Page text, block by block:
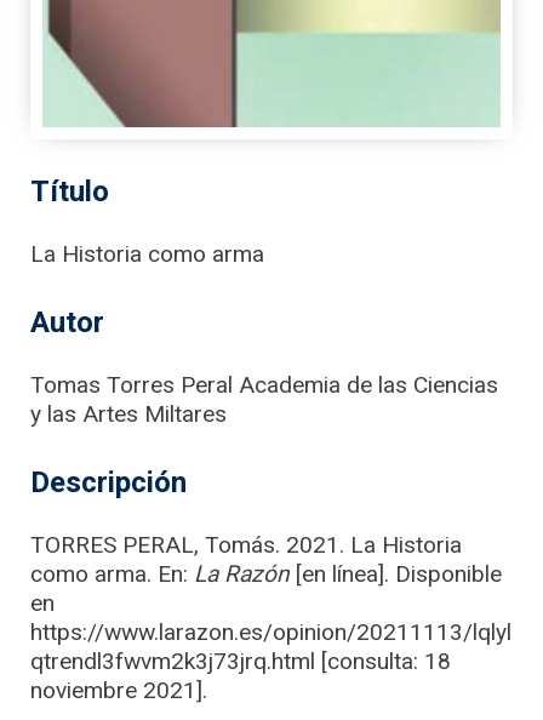
Título
La Historia como arma
Autor
Tomas Torres Peral Academia de las Ciencias
y las Artes Miltares
Descripción
TORRES PERAL, Tomás. 2021. La Historia
como arma. En: La Razón [en línea]. Disponible
en
https://www.larazon.es/opinion/20211113/lqlyl
qtrendl3fwvm2k3j73jrq.html [consulta: 18
noviembre 2021].